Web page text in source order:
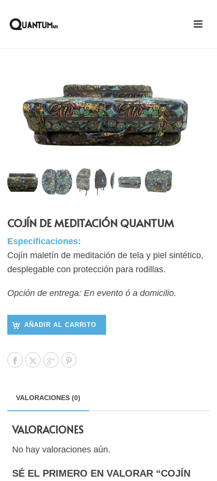
COJÍN DE MEDITACIÓN QUANTUM
Especificaciones:
Cojín maletín de meditación de tela y piel sintético,
desplegable con protección para rodillas.
Opción de entrega: En evento ó a domicilio.
AÑADIR AL CARRITO
VALORACIONES (0)
VALORACIONES
No hay valoraciones aún.
SÉ EL PRIMERO EN VALORAR “COJÍN